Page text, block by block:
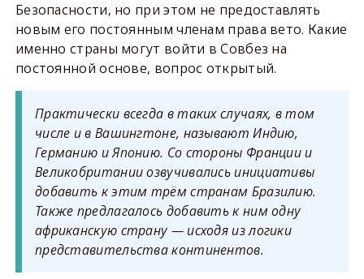
Безопасности, но при этом не предоставлять
новым его постоянным членам права вето. Какие
именно страны могут войти в Совбез на
постоянной основе, вопрос открытый.
Практически всегда в таких случаях, в том
числе и в Вашингтоне, называют Индию,
Германию и Японию. Со стороны Франции и
Великобритании озвучивались инициативы
добавить к этим трём странам Бразилию.
Также предлагалось добавить к ним одну
африканскую страну — исходя из логики
представительства континентов.